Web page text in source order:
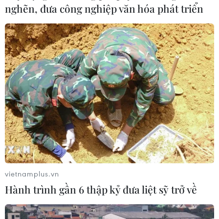
quản lý
05/08/2026 12:35
Ngân hàng trước làn sóng AI: Dữ liệu
là đòn bẩy, quản trị là chìa khóa
05/08/2026 09:25
Standard Chartered huy động thành
công khoản vay xã hội 721 triệu USD
cho HDBank
05/08/2026 07:46
Tăng tốc giải ngân đầu tư công,
chấm dứt tâm lý trông chờ
nghẽn, đưa công nghiệp văn hóa phát triển
vietnamplus.vn
Hành trình gần 6 thập kỷ đưa liệt sỹ trở về